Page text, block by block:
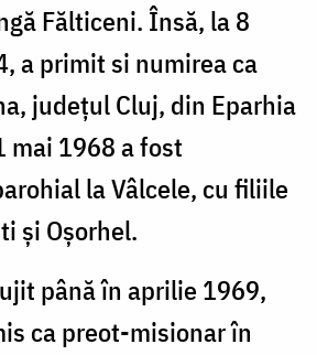
Fălticeni. Însă, la 8
a primit si numirea ca
județul Cluj, din Eparhia
mai 1968 a fost
la Vâlcele, cu filiile
și Oșorhel.
până în aprilie 1969,
ca preot-misionar în